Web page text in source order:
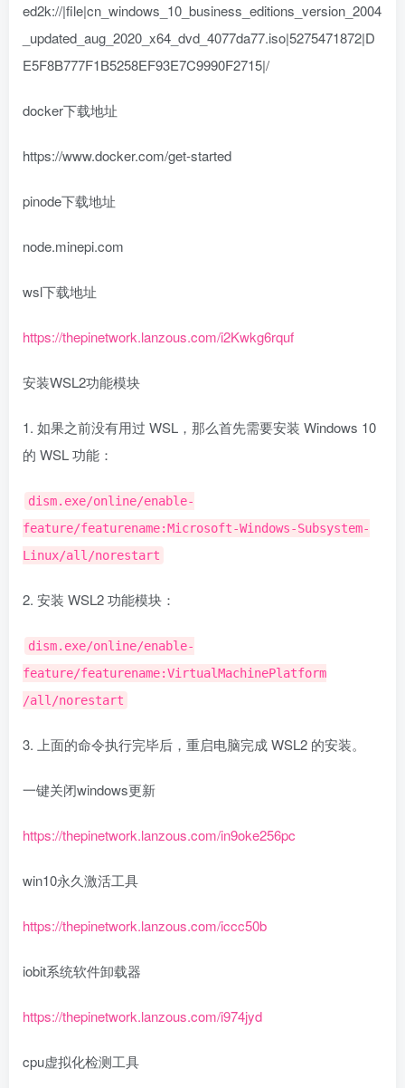
ed2k://|file|cn_windows_10_business_editions_version_2004
_updated_aug_2020_x64_dvd_4077da77.iso|5275471872|D
E5F8B777F1B5258EF93E7C9990F2715|/
docker下载地址
https://www.docker.com/get-started
pinode下载地址
node.minepi.com
wsl下载地址
https://thepinetwork.lanzous.com/i2Kwkg6rquf
安装WSL2功能模块
1. 如果之前没有用过 WSL，那么首先需要安装 Windows 10
的 WSL 功能：
dism.exe/online/enable-
feature/featurename:Microsoft-Windows-Subsystem-
Linux/all/norestart
2. 安装 WSL2 功能模块：
dism.exe/online/enable-
feature/featurename:VirtualMachinePlatform
/all/norestart
3. 上面的命令执行完毕后，重启电脑完成 WSL2 的安装。
一键关闭windows更新
https://thepinetwork.lanzous.com/in9oke256pc
win10永久激活工具
https://thepinetwork.lanzous.com/iccc50b
iobit系统软件卸载器
https://thepinetwork.lanzous.com/i974jyd
cpu虚拟化检测工具